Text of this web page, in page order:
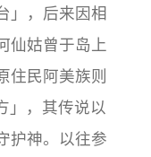
」，后来因相
仙姑曾于岛上
住民阿美族则
」，其传说以
护神。以往参